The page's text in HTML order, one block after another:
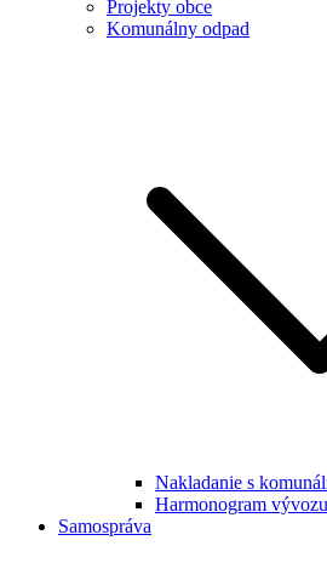
Projekty obce
Komunálny odpad
Nakladanie s
Harmonogram
Samospráva